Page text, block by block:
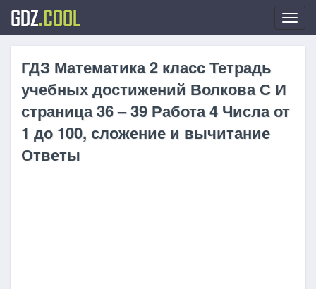
GDZ.COOL
ГДЗ Математика 2 класс Тетрадь
учебных достижений Волкова С И
страница 36 – 39 Работа 4 Числа от
1 до 100, сложение и вычитание
Ответы